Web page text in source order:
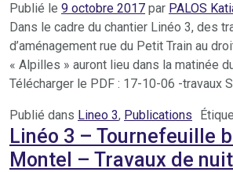
Publié le 9 octobre 2017 par PALOS
Dans le cadre du chantier Linéo 3, des
d’aménagement rue du Petit Train au
« Alpilles » auront lieu dans la matinée
Télécharger le PDF : 17-10-06 -travaux
Publié dans Lineo 3, Publications
Linéo 3 – Tournefeuille
Montel – Travaux de